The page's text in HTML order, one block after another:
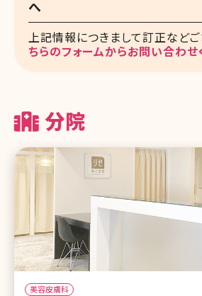
へ
上記情報につきまして訂正などご
ちらのフォームからお問い合わせ
分院
美容皮膚科